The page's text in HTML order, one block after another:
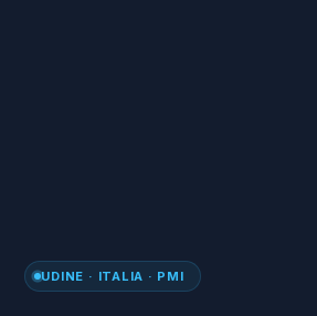
UDINE · ITALIA · PMI